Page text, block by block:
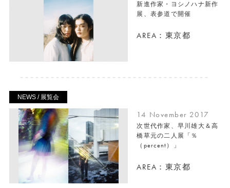
新進作家・ヨシノハナ新作
展、表参道で開催
AREA：東京都
NEWS / 展覧会
14 November 2017
次世代作家、早川雄大＆高
橋草元の二人展「％
（percent）」
AREA：東京都